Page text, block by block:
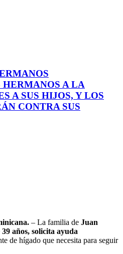
HERMANOS A LA
A SUS HIJOS, Y LOS
CONTRA SUS
– La familia de Juan
años, solicita ayuda
de hígado que necesita para seguir